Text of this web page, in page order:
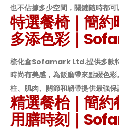
也不佔據多少空間，關鍵隨時都
特選餐椅｜簡
多添色彩｜
梳化倉Sofamark Ltd.提供多款
時尚有美感，為飯廳帶來點綴色
柱、肌肉、關節和韌帶提供最強保
精選餐枱｜簡
用膳時刻｜